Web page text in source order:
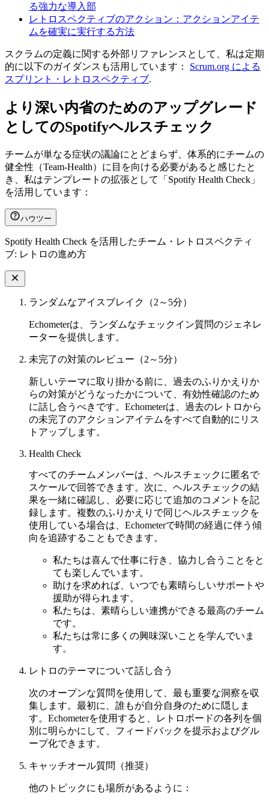
る強力な導入部
レトロスペクティブのアクション：アクションアイテ
ムを確実に実行する方法
スクラムの定義に関する外部リファレンスとして、私は定期
的に以下のガイダンスも活用しています： Scrum.org による
スプリント・レトロスペクティブ.
より深い内省のためのアップグレード
としてのSpotifyヘルスチェック
チームが単なる症状の議論にとどまらず、体系的にチームの
健全性（Team-Health）に目を向ける必要があると感じたと
き、私はテンプレートの拡張として「Spotify Health Check」
を活用しています：
ハウツー
Spotify Health Check を活用したチーム・レトロスペクティ
ブ: レトロの進め方
ランダムなアイスブレイク（2～5分）
Echometerは、ランダムなチェックイン質問のジェネレ
ーターを提供します。
未完了の対策のレビュー（2～5分）
新しいテーマに取り掛かる前に、過去のふりかえりか
らの対策がどうなったかについて、有効性確認のため
に話し合うべきです。Echometerは、過去のレトロから
の未完了のアクションアイテムをすべて自動的にリス
トアップします。
Health Check
すべてのチームメンバーは、ヘルスチェックに匿名で
スケールで回答できます。次に、ヘルスチェックの結
果を一緒に確認し、必要に応じて追加のコメントを記
録します。複数のふりかえりで同じヘルスチェックを
使用している場合は、Echometerで時間の経過に伴う傾
向を追跡することもできます。
私たちは喜んで仕事に行き、協力し合うことをと
ても楽しんでいます。
助けを求めれば、いつでも素晴らしいサポートや
援助が得られます。
私たちは、素晴らしい連携ができる最高のチーム
です。
私たちは常に多くの興味深いことを学んでいま
す。
レトロのテーマについて話し合う
次のオープンな質問を使用して、最も重要な洞察を収
集します。最初に、誰もが自分自身のために隠しま
す。Echometerを使用すると、レトロボードの各列を個
別に明らかにして、フィードバックを提示およびグル
ープ化できます。
キャッチオール質問（推奨）
他のトピックにも場所があるように：